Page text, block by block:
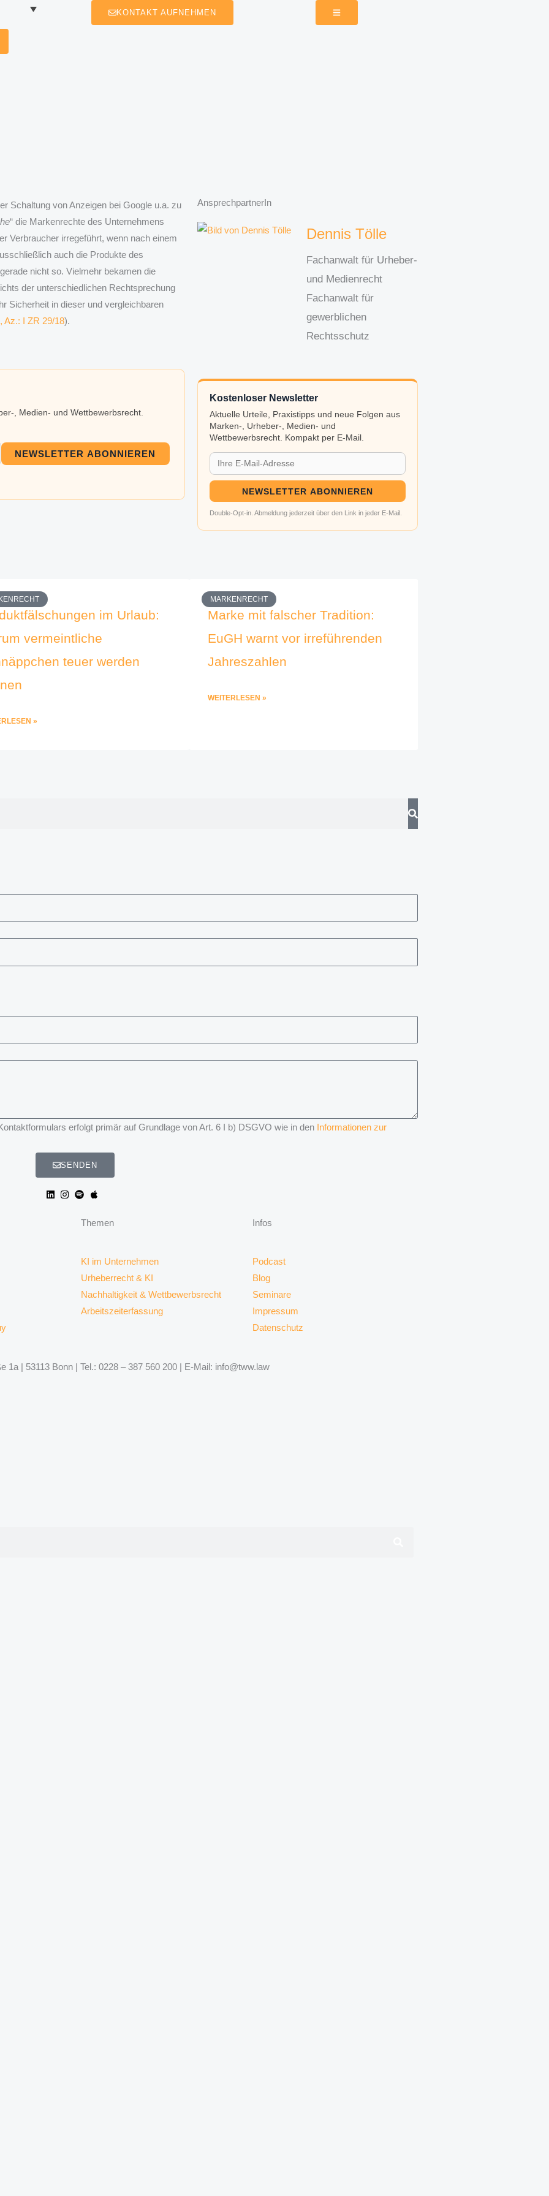
KONTAKT AUFNEHMEN
Schaltung von Anzeigen bei Google u.a. zu
“ die Markenrechte des Unternehmens
Verbraucher irregeführt, wenn nach einem
auch die Produkte des
nicht so. Vielmehr bekamen die
der unterschiedlichen Rechtsprechung
Sicherheit in dieser und vergleichbaren
Az.: I ZR 29/18).
, Medien- und Wettbewerbsrecht.
NEWSLETTER ABONNIEREN
AnsprechpartnerIn
Dennis Tölle
Fachanwalt für Urheber-
und Medienrecht
Fachanwalt für
gewerblichen
Rechtsschutz
Kostenloser Newsletter
Aktuelle Urteile, Praxistipps und neue Folgen aus
Marken-, Urheber-, Medien- und
Wettbewerbsrecht. Kompakt per E-Mail.
NEWSLETTER ABONNIEREN
Double-Opt-in. Abmeldung jederzeit über den Link in jeder E-Mail.
im Urlaub:
vermeintliche
teuer werden
»
MARKENRECHT
Marke mit falscher Tradition:
EuGH warnt vor irreführenden
Jahreszahlen
WEITERLESEN »
erfolgt primär auf Grundlage von Art. 6 I b) DSGVO wie in den Informationen zur
SENDEN
Themen
KI im Unternehmen
Urheberrecht & KI
Nachhaltigkeit & Wettbewerbsrecht
Arbeitszeiterfassung
Infos
Podcast
Blog
Seminare
Impressum
Datenschutz
| 53113 Bonn | Tel.: 0228 – 387 560 200 | E-Mail: info@tww.law